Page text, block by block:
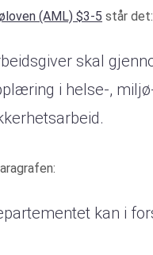
(AML) $3-5 står det:
skal
i helse-,
kan i